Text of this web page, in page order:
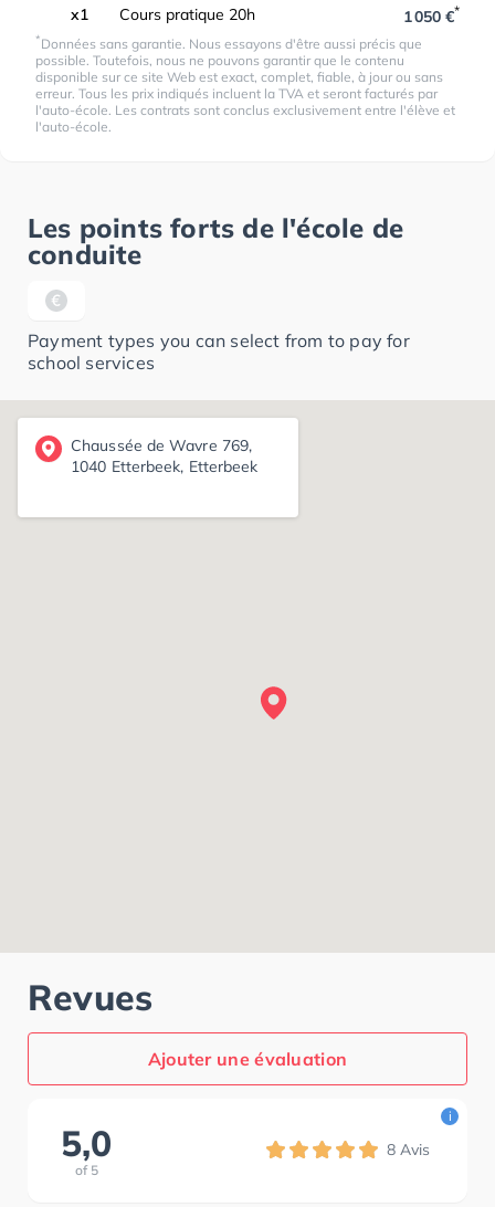
x1 Cours pratique 20h 1 050 €*
*Données sans garantie. Nous essayons d'être aussi précis que
possible. Toutefois, nous ne pouvons garantir que le contenu
disponible sur ce site Web est exact, complet, fiable, à jour ou sans
erreur. Tous les prix indiqués incluent la TVA et seront facturés par
l'auto-école. Les contrats sont conclus exclusivement entre l'élève et
l'auto-école.
Les points forts de l'école de
conduite
Payment types you can select from to pay for
school services
Chaussée de Wavre 769,
1040 Etterbeek, Etterbeek
Revues
Ajouter une évaluation
5,0
of 5
8 Avis
i